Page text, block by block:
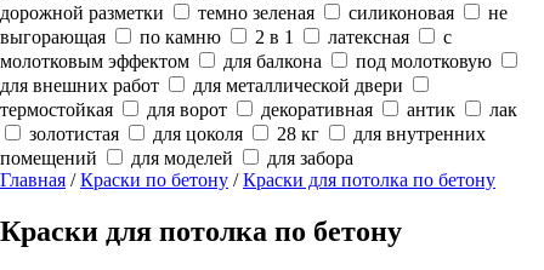
дорожной разметки
темно зеленая силиконовая
не
выгорающая
по камню 2 в 1 латексная
с
молотковым эффектом
для балкона
под молотковую
для внешних работ
для металлической двери
термостойкая
для ворот декоративная антик
лак
золотистая
для цоколя 28 кг
для внутренних
помещений
для моделей
для забора
Главная /Краски по бетону /Краски для потолка по бетону
Краски для потолка по бетону